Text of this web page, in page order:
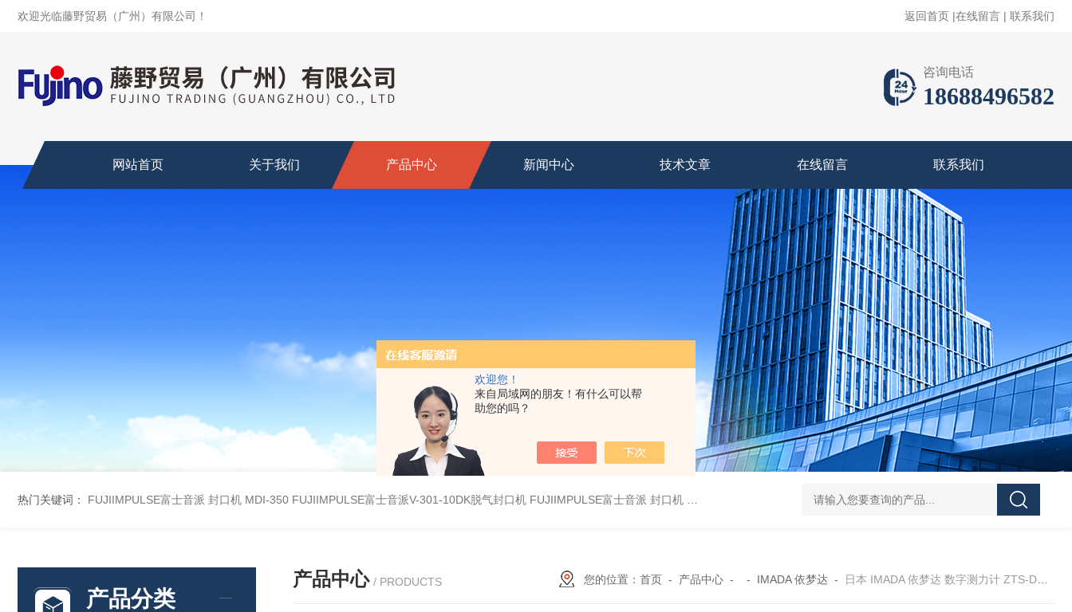
欢迎您！
来自局域网的朋友！有什么可以帮
助您的吗？
欢迎光临藤野贸易（广州）有限公司！ 返回首页 |在线留言 | 联系我们
咨询电话
18688496582
网站首页 关于我们 产品中心 新闻中心 技术文章 在线留言 联系我们
热门关键词： FUJIIMPULSE富士音派 封口机 MDI-350 FUJIIMPULSE富士音派V-301-10DK脱气封口机 FUJIIMPULSE富士音派 封口机 P-200 FUJ川IIMPULSE 富士音派 封口机 FA-600-5 FUJIIMPULSE富士音派
产品分类
产品中心 / PRODUCTS 您的位置： 首页- 产品中心- - IMADA 依梦达 - 日本 IMADA 依梦达 数字测力计 ZTS-DPU-50N